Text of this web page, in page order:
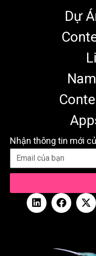
Dự
Nhận thông tin mới